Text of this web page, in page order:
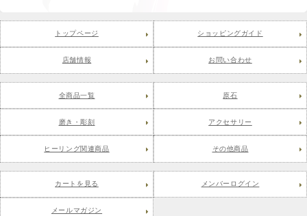
トップページ ショッピングガイド
店舗情報 お問い合わせ
全商品一覧 原石
磨き・彫刻 アクセサリー
ヒーリング関連商品 その他商品
カートを見る メンバーログイン
メールマガジン